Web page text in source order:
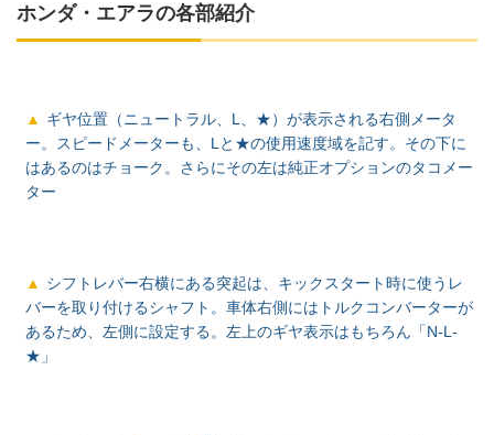
ホンダ・エアラの各部紹介
ギヤ位置（ニュートラル、L、★）が表示される右側メータ
ー。スピードメーターも、Lと★の使用速度域を記す。その下に
はあるのはチョーク。さらにその左は純正オプションのタコメー
ター
シフトレバー右横にある突起は、キックスタート時に使うレ
バーを取り付けるシャフト。車体右側にはトルクコンバーターが
あるため、左側に設定する。左上のギヤ表示はもちろん「N-L-
★」